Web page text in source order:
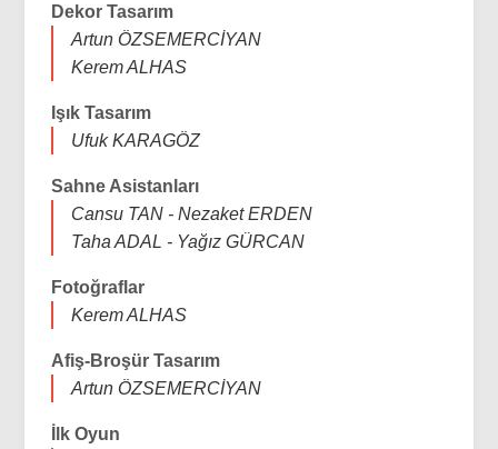
Dekor Tasarım
Artun ÖZSEMERCİYAN
Kerem ALHAS
Işık Tasarım
Ufuk KARAGÖZ
Sahne Asistanları
Cansu TAN - Nezaket ERDEN
Taha ADAL - Yağız GÜRCAN
Fotoğraflar
Kerem ALHAS
Afiş-Broşür Tasarım
Artun ÖZSEMERCİYAN
İlk Oyun